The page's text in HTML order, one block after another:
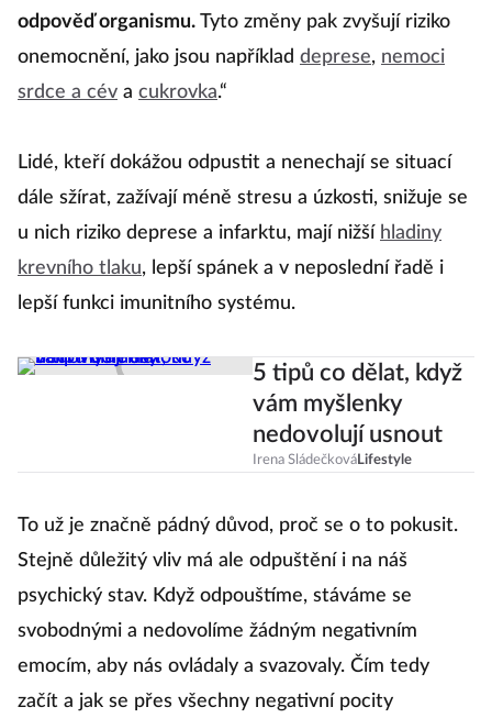
odpověď organismu. Tyto změny pak zvyšují riziko
onemocnění, jako jsou například deprese, nemoci
srdce a cév a cukrovka.“
Lidé, kteří dokážou odpustit a nenechají se situací
dále sžírat, zažívají méně stresu a úzkosti, snižuje se
u nich riziko deprese a infarktu, mají nižší hladiny
krevního tlaku, lepší spánek a v neposlední řadě i
lepší funkci imunitního systému.
5 tipů co dělat, když
vám myšlenky
nedovolují usnout
Irena SládečkováLifestyle
To už je značně pádný důvod, proč se o to pokusit.
Stejně důležitý vliv má ale odpuštění i na náš
psychický stav. Když odpouštíme, stáváme se
svobodnými a nedovolíme žádným negativním
emocím, aby nás ovládaly a svazovaly. Čím tedy
začít a jak se přes všechny negativní pocity